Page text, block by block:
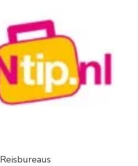
Reisbureaus